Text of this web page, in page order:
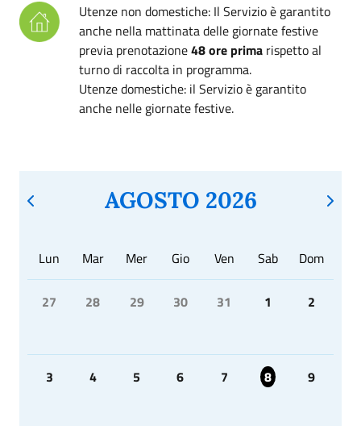
Utenze non domestiche: Il Servizio è garantito
anche nella mattinata delle giornate festive
previa prenotazione48 ore prima rispetto al
turno di raccolta in programma.
Utenze domestiche: il Servizio è garantito
anche nelle giornate festive.
AGOSTO 2026
Lun Mar Mer Gio Ven Sab Dom
27 28 29 30 31 1 2
3 4 5 6 7 8 9